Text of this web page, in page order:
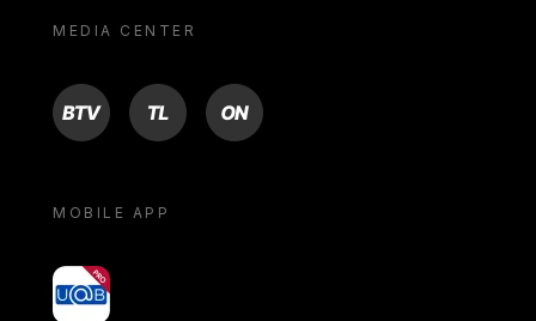
MEDIA CENTER
BTV TL ON
MOBILE APP
yoU@B